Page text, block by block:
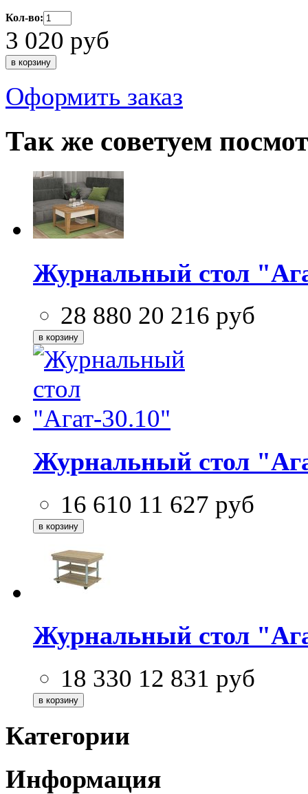
Кол-во:
3 020 руб
Оформить заказ
Так же советуем
Журнальный стол
28 880 20 216 руб
Журнальный стол
16 610 11 627 руб
Журнальный стол
18 330 12 831 руб
Категории
Информация